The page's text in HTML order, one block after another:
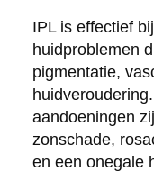
IPL is effectief
huidproblemen
pigmentatie,
aandoeningen
zonschade,
en een onegale